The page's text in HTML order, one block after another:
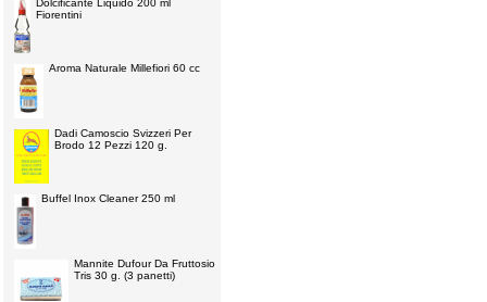
Dolcificante Liquido 200 ml
Fiorentini
Aroma Naturale Millefiori 60 cc
Dadi Camoscio Svizzeri Per
Brodo 12 Pezzi 120 g.
Buffel Inox Cleaner 250 ml
Mannite Dufour Da Fruttosio
Tris 30 g. (3 panetti)